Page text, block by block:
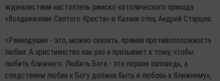
журналистами настоятель римско-католического прихода
«Воздвижение Святого Креста» в Казани отец Андрей Старцев.
«Равнодушие - это, можно сказать, прямая противоположность
любви. А христианство как раз и призывает к тому, чтобы
любить ближнего. Любить Бога - это первая заповедь, а
следствием любви к Богу должна быть и любовь к ближнему»,